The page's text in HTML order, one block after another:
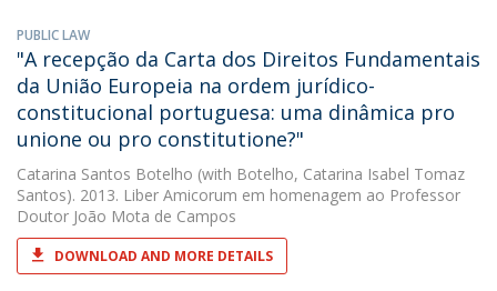
PUBLIC LAW
"A recepção da Carta dos Direitos Fundamentais
da União Europeia na ordem jurídico-
constitucional portuguesa: uma dinâmica pro
unione ou pro constitutione?"
Catarina Santos Botelho (with Botelho, Catarina Isabel Tomaz
Santos). 2013. Liber Amicorum em homenagem ao Professor
Doutor João Mota de Campos
DOWNLOAD AND MORE DETAILS